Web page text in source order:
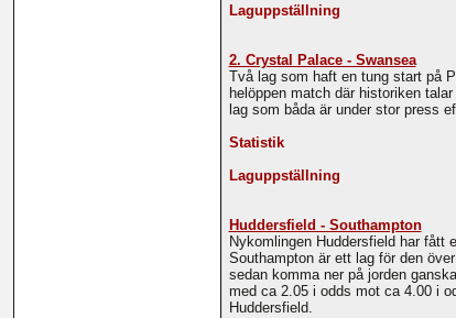
Laguppställning
2. Crystal Palace - Swansea
Två lag som haft en tung start på
helöppen match där historiken
lag som båda är under stor press
Statistik
Laguppställning
Huddersfield - Southampton
Nykomlingen Huddersfield har fått
Southampton är ett lag för den
sedan komma ner på jorden
med ca 2.05 i odds mot ca 4.00 i
Huddersfield.